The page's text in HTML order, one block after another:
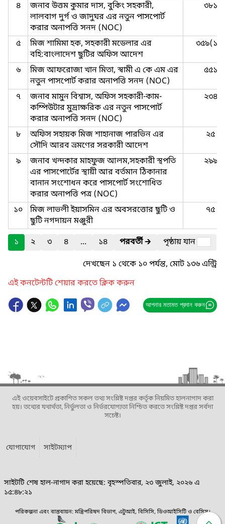
৪
জনাব উত্তম কুমার দাস, বুকিং সহকারী,
লালবাগ দুর্গ ও জাদুঘর এর নতুন পাসপোর্ট
করার অনাপত্তি সনদ (NOC)
৩৮১
৫
মিজ শামিমা হক, সহকারী মডেলার এর
বহি:বাংলাদেশ ছুটির অফিস আদেশ
৩৫৯(১০)
৬
মিজ আফরোজা খান মিতা, স্বামী এ কে এম এর
নতুন পাসপোর্ট করার অনাপত্তি সনদ (NOC)
৫৫১
৭
জনাব মামুন বিশ্বাস, অফিস সহকারী-কাম-
কম্পিউটার মুদ্রাক্ষরিক এর নতুন পাসপোর্ট
করার অনাপত্তি সনদ (NOC)
২৩৪
৮
অফিস সহায়ক মিজ শাহানাজ পারভিন এর
সৌদি আরব ভ্রমণের সরকারী আদেশ
২৫
৯
জনাব খন্দকার মাহফুজ আলম,সহকারী স্থপতি
এর পাসপোর্টের স্থায়ী আর বর্তমান ঠিকানার
বানান সংশোধন করে পাসপোর্ট সংশোধিত
করার অনাপত্তি পত্র (NOC)
২৯৯
১০
মিজ লাভলী ইয়াসমিন এর অবসরত্তোর ছুটি ও
ছুটি নগদায়ন মঞ্জুরী
৭৫
১ ২ ৩ ৪ ... ১৪ পরবর্তী🡲
পৃষ্ঠায় যান
দেখছেন ১ থেকে ১০ পর্যন্ত, মোট ১৩৬ এন্ট্রি
এই কনটেন্টটি শেয়ার করতে ক্লিক করুন
আপনার মতামত প্রদান করুন
এই ওয়েবসাইটে প্রকাশিত সকল তথ্য সংশ্লিষ্ট দপ্তর কর্তৃক নিয়মিত হালনাগাদ করা
হয়। তথ্যের যথার্থতা, নির্ভুলতা ও নির্ভরযোগ্যতা নিশ্চিত করতে সংশ্লিষ্ট দপ্তর সর্বদা
সচেষ্ট।
যোগাযোগ সাইটম্যাপ
সাইটটি শেষ হাল-নাগাদ করা হয়েছে: বৃহস্পতিবার, ২৩ জুলাই, ২০২৬ এ
১৫:৪৮:২১
পরিকল্পনা এবং বাস্তবায়ন: মন্ত্রিপরিষদ বিভাগ, এটুআই, বিসিসি, ডিওআইসিটি ও বেসিস।